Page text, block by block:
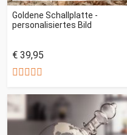
Goldene Schallplatte -
personalisiertes Bild
€ 39,95